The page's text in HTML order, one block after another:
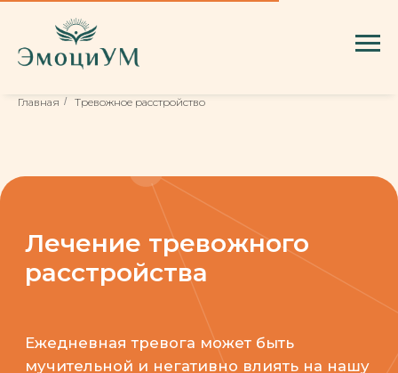
Главная / Тревожное расстройство
Лечение тревожного
расстройства
Ежедневная тревога может быть
мучительной и негативно влиять на нашу
способность плодотворно работать,
учиться, выполнять рутинные дела и даже
отдыхать. Она может парализовать наш
разум, заставляя нас сомневаться в своих
способностях и беспокоиться
о неизвестных и нереальных сценариях.